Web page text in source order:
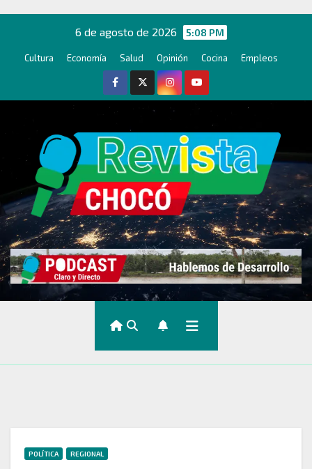
contenido
6 de agosto de 2026 5:08 PM
Cultura Economía Salud Opinión Cocina Empleos
POLÍTICA REGIONAL